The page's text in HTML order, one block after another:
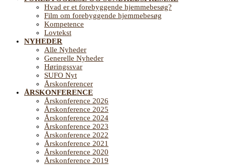
Hvad er et forebyggende hjemmebesøg?
Film om forebyggende hjemmebesøg
Kompetence
Lovtekst
NYHEDER
Alle Nyheder
Generelle Nyheder
Høringssvar
SUFO Nyt
Årskonferencer
ÅRSKONFERENCE
Årskonference 2026
Årskonference 2025
Årskonference 2024
Årskonference 2023
Årskonference 2022
Årskonference 2021
Årskonference 2020
Årskonference 2019